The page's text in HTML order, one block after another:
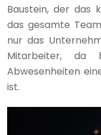
Baustein, der das
das gesamte
nur das
Mitarbeiter, da
Abwesenheiten
ist.